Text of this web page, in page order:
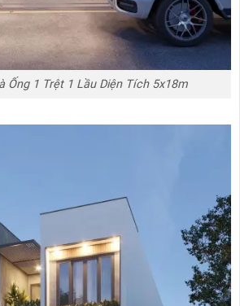
Ống 1 Trệt 1 Lầu Diện Tích 5x18m